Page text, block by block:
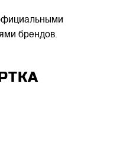
брендов.